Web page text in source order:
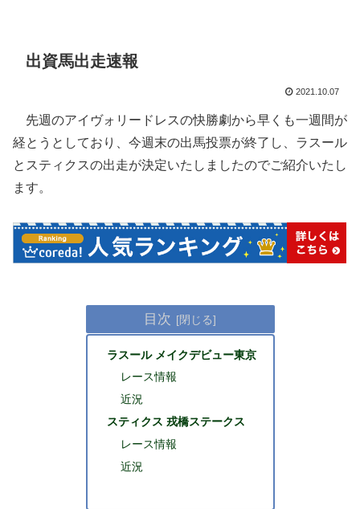
出資馬出走速報
2021.10.07
先週のアイヴォリードレスの快勝劇から早くも一週間が
経とうとしており、今週末の出馬投票が終了し、ラスール
とスティクスの出走が決定いたしましたのでご紹介いたし
ます。
目次
ラスール メイクデビュー東京
レース情報
近況
スティクス 戎橋ステークス
レース情報
近況